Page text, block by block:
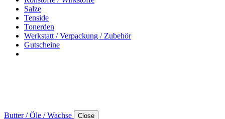
Salze
Tenside
Tonerden
Werkstatt / Verpackung / Zubehör
Gutscheine
Butter / Öle / Wachse Close